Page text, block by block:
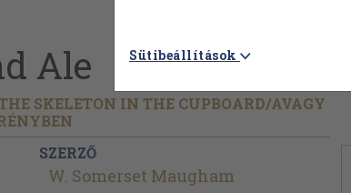
Ale
THE SKELETON IN THE CUPBOARD/AVAGY
SZERZŐ
W. Somerset Maugham
Sütibeállítások